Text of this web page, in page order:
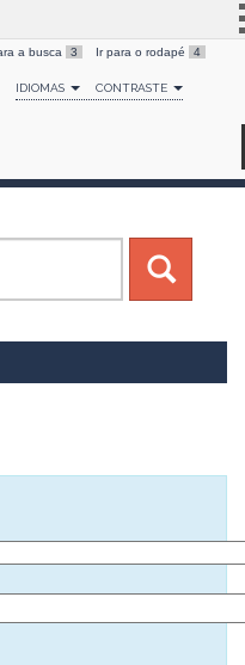
Simplifique!
Comunica BR
Canais
a busca 3 Ir para o rodapé 4
IDIOMAS CONTRASTE